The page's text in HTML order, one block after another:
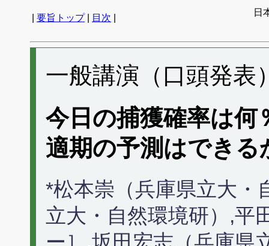
要旨トップ| 目次
日
一般講演（口頭発表
今日の捕獲確率は何
適期の予測はできる
*松本崇（兵庫県立大・
立大・自然環境研）,平